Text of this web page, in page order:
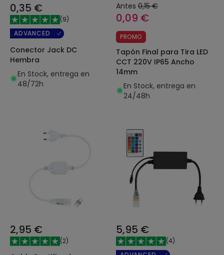
0,35 €
(9)
ADVANCED
Conector Jack DC
Hembra
En Stock, entrega en
48/72h
Antes 0,15 €
0,09 €
PROMO
Tapón Final para Tira LED
CCT 220V IP65 Ancho
14mm
En Stock, entrega en
24/48h
2,95 €
(2)
5,95 €
(4)